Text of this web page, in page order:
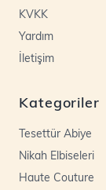
KVKK
Yardım
İletişim
Kategoriler
Tesettür Abiye
Nikah Elbiseleri
Haute Couture